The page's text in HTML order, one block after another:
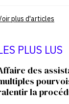
plus d'articles
PLUS LUS
des
la